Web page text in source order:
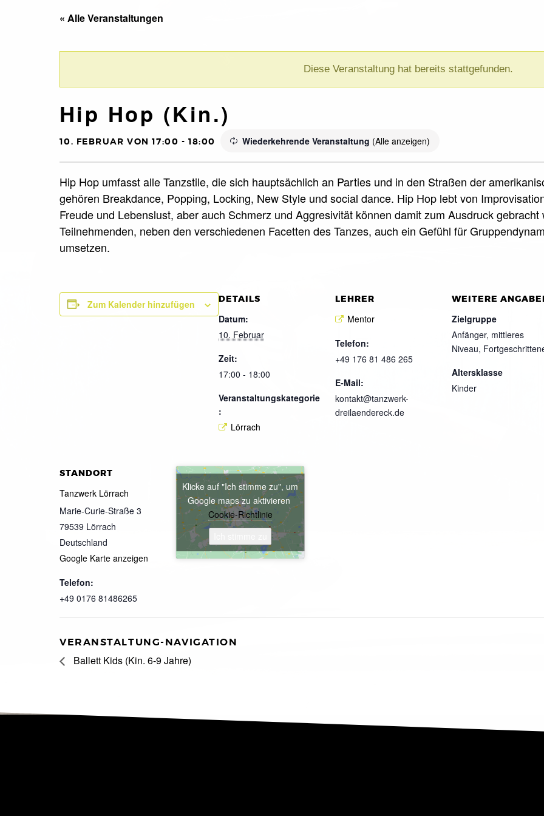
« Alle Veranstaltungen
Diese Veranstaltung hat bereits stattgefunden.
Hip Hop (Kin.)
10. FEBRUAR VON 17:00 - 18:00 Wiederkehrende Veranstaltung (Alle anzeigen)
Hip Hop umfasst alle Tanzstile, die sich hauptsächlich an Parties und in den Straßen der
gehören Breakdance, Popping, Locking, New Style und social dance. Hip Hop lebt von
Freude und Lebenslust, aber auch Schmerz und Aggresivität können damit zum Ausdruck
Teilnehmenden, neben den verschiedenen Facetten des Tanzes, auch ein Gefühl für
umsetzen.
Zum Kalender hinzufügen DETAILS
Datum:
10. Februar
Zeit:
17:00 - 18:00
Veranstaltungskategorie
:
Lörrach
LEHRER
Mentor
Telefon:
+49 176 81 486 265
E-Mail:
kontakt@tanzwerk-
dreilaendereck.de
WEITERE
Zielgruppe
Anfänger, mittleres
Niveau,
Altersklasse
Kinder
STANDORT
Tanzwerk Lörrach
Marie-Curie-Straße 3
79539 Lörrach
Deutschland
Google Karte anzeigen
Telefon:
+49 0176 81486265
Klicke auf "Ich stimme zu", um
Google maps zu aktivieren
Cookie-Richtlinie
VERANSTALTUNG-NAVIGATION
Ballett Kids (Kin. 6-9 Jahre)